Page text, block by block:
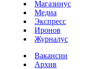
Магазинус
Медиа
Экспресс
Иронов
Журналус
Вакансии
Архив